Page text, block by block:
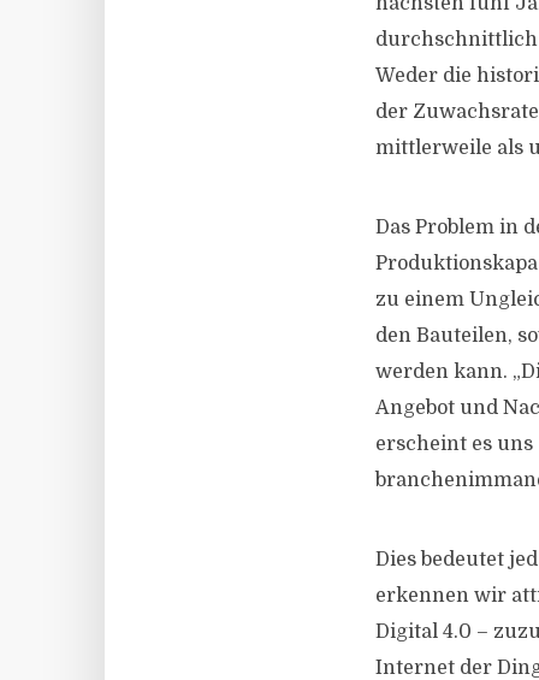
Weder die
der
mittlerweile als
Das Problem in
zu einem
den Bauteilen,
werden kann.
Angebot und
erscheint es
Dies bedeutet
erkennen wir
Digital 4.0 –
Internet der